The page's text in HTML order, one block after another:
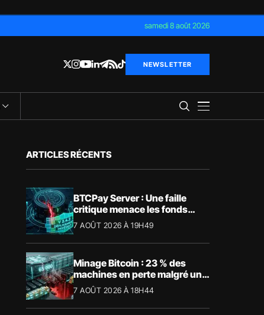
samedi 8 août 2026
NEWSLETTER
ARTICLES RÉCENTS
BTCPay Server : Une faille
critique menace les fonds
Bitcoin
7 AOÛT 2026 À 19H49
Minage Bitcoin : 23 % des
machines en perte malgré un
BTC à 65 000 $
7 AOÛT 2026 À 18H44